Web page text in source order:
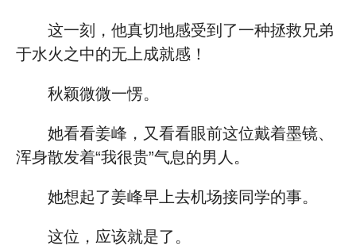
这一刻，他真切地感受到了一种拯救兄弟
于水火之中的无上成就感！
秋颖微微一愣。
她看看姜峰，又看看眼前这位戴着墨镜、
浑身散发着“我很贵”气息的男人。
她想起了姜峰早上去机场接同学的事。
这位，应该就是了。